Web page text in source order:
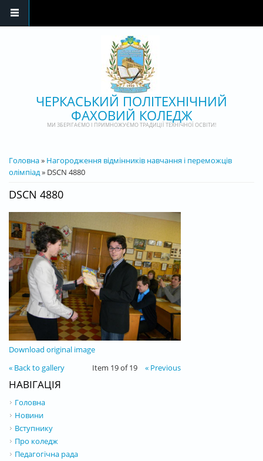
ЧЕРКАСЬКИЙ ПОЛІТЕХНІЧНИЙ
ФАХОВИЙ КОЛЕДЖ
МИ ЗБЕРІГАЄМО І ПРИМНОЖУЄМО ТРАДИЦІЇ ТЕХНІЧНОЇ ОСВІТИ!
ВИ Є ТУТ
Головна» Нагородження відмінників навчання і переможців
олімпіад» DSCN 4880
DSCN 4880
Download original image
« Back to gallery
Item 19 of 19 « Previous
НАВІГАЦІЯ
Головна
Новини
Вступнику
Про коледж
Педагогічна рада